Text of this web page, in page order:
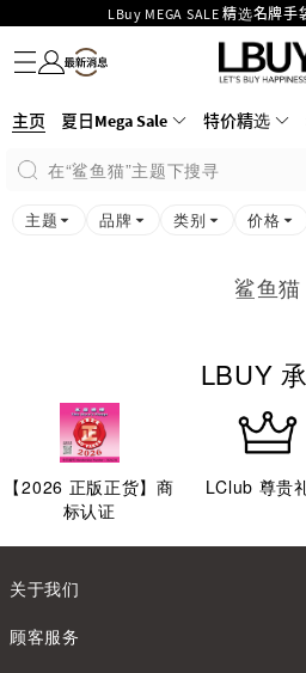
LBuy MEGA SALE 精选名牌
Goyard Hobo / Hobo Mini人气限量
LBuy呈献 - Hermès 及 Chanel 手袋
426号铺！
MOKO 1楼175号铺旗舰店特设名牌
购物满HKD500即享
名牌服饰
潮流服饰
童装
护肤美妆
香水香薰
个人护理
母婴护理
游戏及精品玩具
文仪用品
家居生活
电子产品
美食
医药保健
运动与户外用品
主页 夏日Mega Sale 特价精选
在“鲨鱼猫”主题下搜寻
主题 品牌 类别 价格
鲨鱼猫
LBUY
【2026 正版正货】商
标认证
LClub 尊贵
关于我们
顾客服务